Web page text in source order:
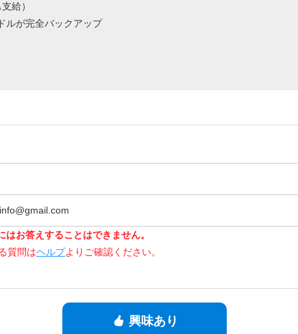
給）
ルが完全バックアップ
お答えすることはできません。
質問はヘルプよりご確認ください。
興味あり